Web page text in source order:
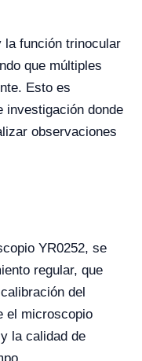
la función trinocular
que múltiples
Esto es
investigación donde
observaciones
YR0252, se
regular, que
del
el microscopio
la calidad de